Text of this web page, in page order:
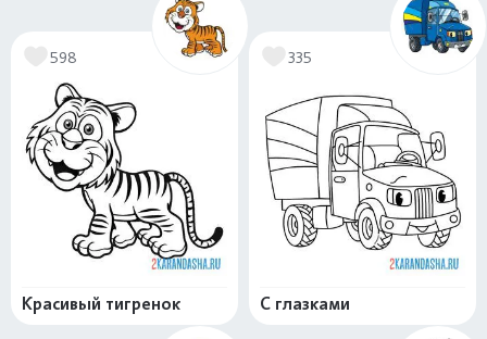
598
Красивый тигренок
335
С глазками